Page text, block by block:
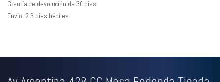
Grantía de devolución de 30 días
Envío: 2-3 días hábiles